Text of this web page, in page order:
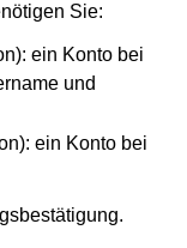
Sie:
ein Konto bei
und
ein Konto bei